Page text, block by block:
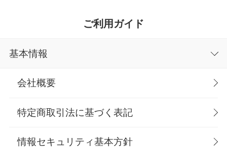
ご利用ガイド
基本情報
会社概要
特定商取引法に基づく表記
情報セキュリティ基本方針